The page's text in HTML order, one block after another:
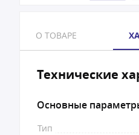
О ТОВАРЕ
Технические
Основные
Тип